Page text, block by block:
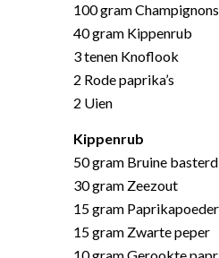
100 gram Champignons
40 gram Kippenrub
3 tenen Knoflook
2 Rode paprika’s
2 Uien
Kippenrub
50 gram Bruine
30 gram Zeezout
15 gram Paprikapoeder
15 gram Zwarte peper